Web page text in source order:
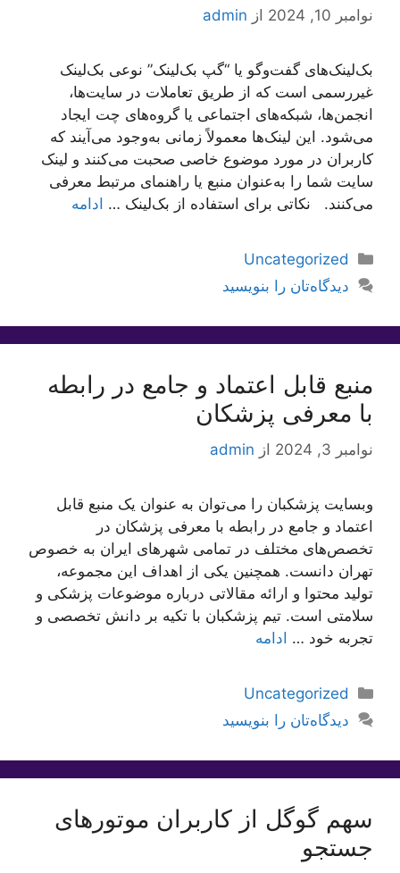
نوامبر 10, 2024 از admin
بک‌لینک‌های گفت‌وگو یا “گپ بک‌لینک” نوعی بک‌لینک
غیررسمی است که از طریق تعاملات در سایت‌ها،
انجمن‌ها، شبکه‌های اجتماعی یا گروه‌های چت ایجاد
می‌شود. این لینک‌ها معمولاً زمانی به‌وجود می‌آیند که
کاربران در مورد موضوع خاصی صحبت می‌کنند و لینک
سایت شما را به‌عنوان منبع یا راهنمای مرتبط معرفی
می‌کنند. نکاتی برای استفاده از بک‌لینک … ادامه
دسته‌ها
Uncategorized
دیدگاه‌تان را بنویسید
منبع قابل اعتماد و جامع در رابطه
با معرفی پزشکان
نوامبر 3, 2024 از admin
وبسایت پزشکبان را می‌توان به عنوان یک منبع قابل
اعتماد و جامع در رابطه با معرفی پزشکان در
تخصص‌های مختلف در تمامی شهرهای ایران به خصوص
تهران دانست. همچنین یکی از اهداف این مجموعه،
تولید محتوا و ارائه مقالاتی درباره موضوعات پزشکی و
سلامتی است. تیم پزشکبان با تکیه بر دانش تخصصی و
تجربه خود … ادامه
دسته‌ها
Uncategorized
دیدگاه‌تان را بنویسید
سهم گوگل از کاربران موتور‌‌های
جستجو